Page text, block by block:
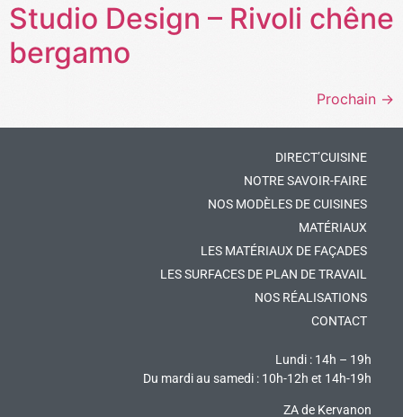
Studio Design – Rivoli chêne
bergamo
Prochain →
DIRECT’CUISINE
NOTRE SAVOIR-FAIRE
NOS MODÈLES DE CUISINES
MATÉRIAUX
LES MATÉRIAUX DE FAÇADES
LES SURFACES DE PLAN DE TRAVAIL
NOS RÉALISATIONS
CONTACT
Lundi : 14h – 19h
Du mardi au samedi : 10h-12h et 14h-19h
ZA de Kervanon